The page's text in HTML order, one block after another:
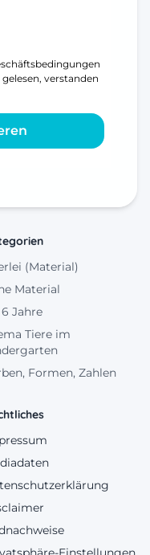
gelesen, verstanden
(Material)
Material
6 Jahre
Tiere im
Formen, Zahlen